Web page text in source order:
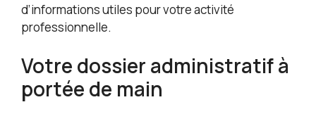
d’informations utiles pour votre activité
professionnelle.
Votre dossier administratif à
portée de main